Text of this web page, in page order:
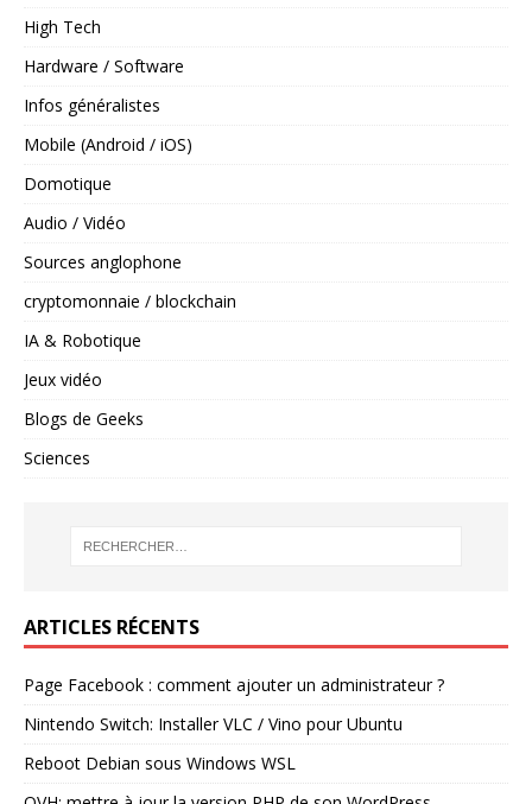
High Tech
Hardware / Software
Infos généralistes
Mobile (Android / iOS)
Domotique
Audio / Vidéo
Sources anglophone
cryptomonnaie / blockchain
IA & Robotique
Jeux vidéo
Blogs de Geeks
Sciences
ARTICLES RÉCENTS
Page Facebook : comment ajouter un administrateur ?
Nintendo Switch: Installer VLC / Vino pour Ubuntu
Reboot Debian sous Windows WSL